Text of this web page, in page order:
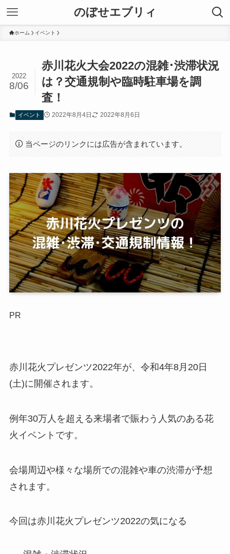
のぼせエブリィ
ホーム イベント
赤川花火大会2022の混雑･渋滞状況
は？交通規制や臨時駐車場を調
査！
2022
8/06
イベント 2022年8月4日 2022年8月6日
当ページのリンクには広告が含まれています。
PR
赤川花火プレゼンツ2022年が、令和4年8月20日
(土)に開催されます。
例年30万人を超える来場者で賑わう人気のある花
火イベントです。
会場周辺や様々な場所での混雑や車の渋滞が予想
されます。
今回は赤川花火プレゼンツ2022の気になる